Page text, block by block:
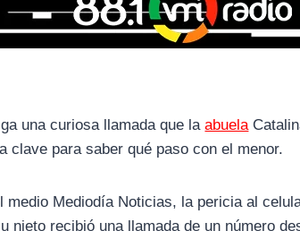
una curiosa llamada que laabuela
clave para saber qué paso con el menor.
medio Mediodía Noticias, la pericia al
nieto recibió una llamada de un número